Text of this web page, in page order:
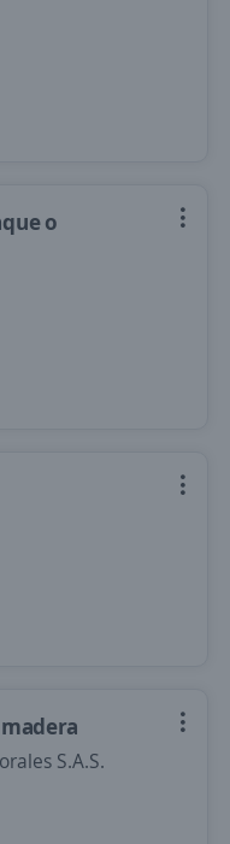
o
S.A.S.